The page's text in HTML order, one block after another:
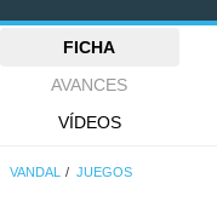
FICHA
AVANCES
VÍDEOS
VANDAL JUEGOS